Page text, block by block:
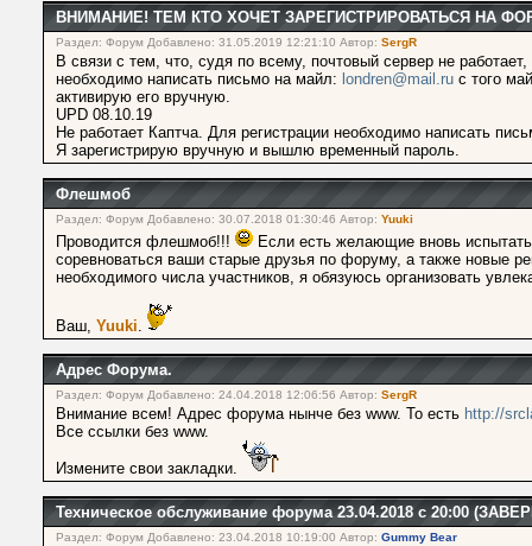
ВНИМАНИЕ! ТЕМ КТО ХОЧЕТ ЗАРЕГИСТРИРОВАТЬСЯ НА
Раздел: Форум Добавлено: 31.05.2019 12:21:10 Автор: SergR
В связи с тем, что, судя по всему, почтовый сервер не
необходимо написать письмо на майл: londren@mail.ru с того
активирую его вручную.
UPD 08.10.19
Не работает Каптча. Для регистрации необходимо написать
Я зарегистрирую вручную и вышлю временный пароль.
Флешмоб
Раздел: Форум Добавлено: 30.07.2018 01:30:46 Автор: Yuuki
Проводится флешмоб!!!
Если есть желающие вновь
соревноваться ваши старые друзья по форуму, а также новые
необходимого числа участников, я обязуюсь организовать
Ваш, Yuuki.
Адрес Форума.
Раздел: Форум Добавлено: 24.04.2018 12:06:56 Автор: SergR
Внимание всем! Адрес форума нынче без www. То есть http://
Все ссылки без www.
Измените свои закладки.
Техническое обслуживание форума 23.04.2018 с 20:00
Раздел: Форум Добавлено: 23.04.2018 10:19:00 Автор: Gummy Bear